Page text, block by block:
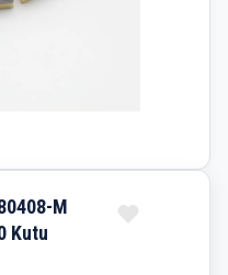
M
Kutu